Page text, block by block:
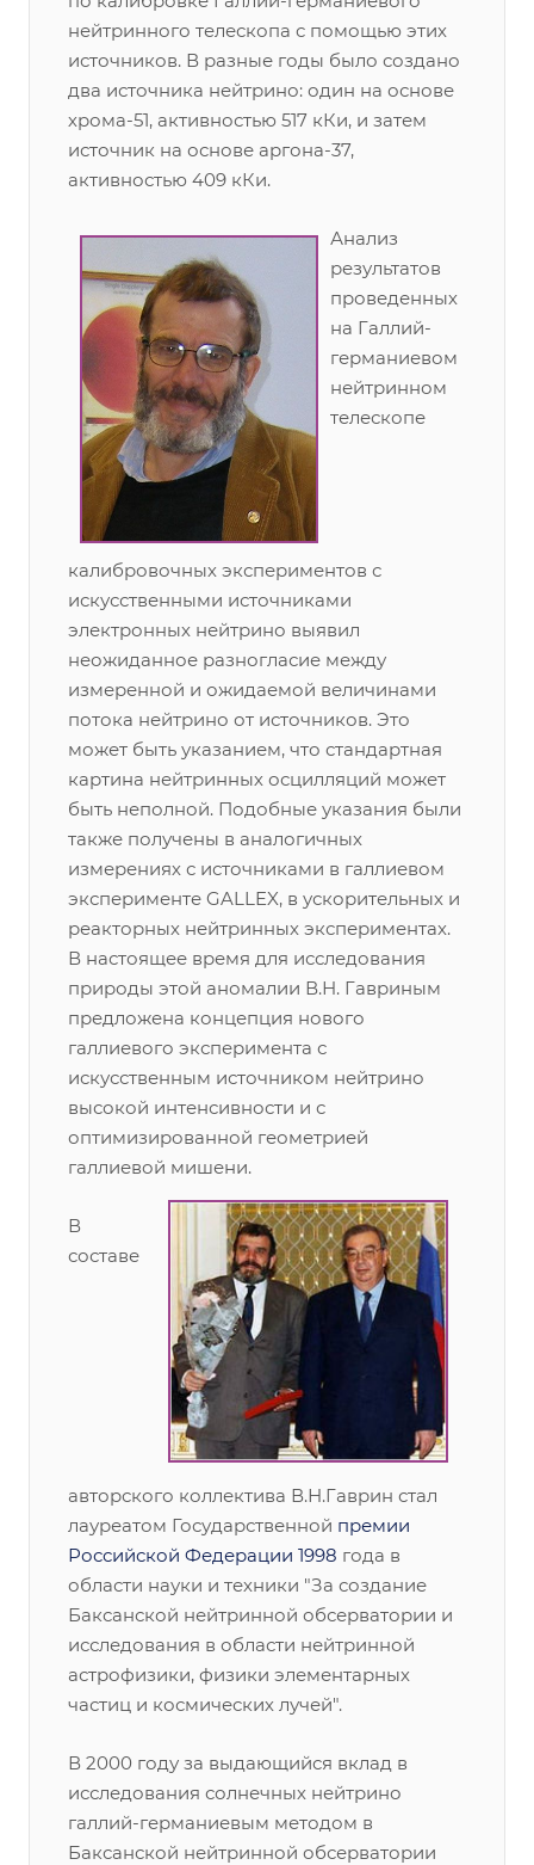
нейтринного телескопа с помощью этих
источников. В разные годы было создано
два источника нейтрино: один на основе
хрома-51, активностью 517 кКи, и затем
источник на основе аргона-37,
активностью 409 кКи.
Анализ
результатов
проведенных
на Галлий-
германиевом
нейтринном
телескопе
калибровочных экспериментов с
искусственными источниками
электронных нейтрино выявил
неожиданное разногласие между
измеренной и ожидаемой величинами
потока нейтрино от источников. Это
может быть указанием, что стандартная
картина нейтринных осцилляций может
быть неполной. Подобные указания были
также получены в аналогичных
измерениях с источниками в галлиевом
эксперименте GALLEX, в ускорительных и
реакторных нейтринных экспериментах.
В настоящее время для исследования
природы этой аномалии В.Н. Гавриным
предложена концепция нового
галлиевого эксперимента с
искусственным источником нейтрино
высокой интенсивности и с
оптимизированной геометрией
галлиевой мишени.
В
составе
авторского коллектива В.Н.Гаврин стал
лауреатом Государственной премии
Российской Федерации 1998 года в
области науки и техники "За создание
Баксанской нейтринной обсерватории и
исследования в области нейтринной
астрофизики, физики элементарных
частиц и космических лучей".
В 2000 году за выдающийся вклад в
исследования солнечных нейтрино
галлий-германиевым методом в
Баксанской нейтринной обсерватории